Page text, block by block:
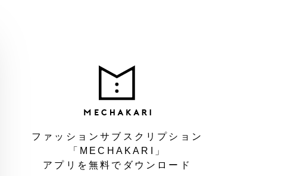
ファッションサブスクリプション
「MECHAKARI」
アプリを無料でダウンロード